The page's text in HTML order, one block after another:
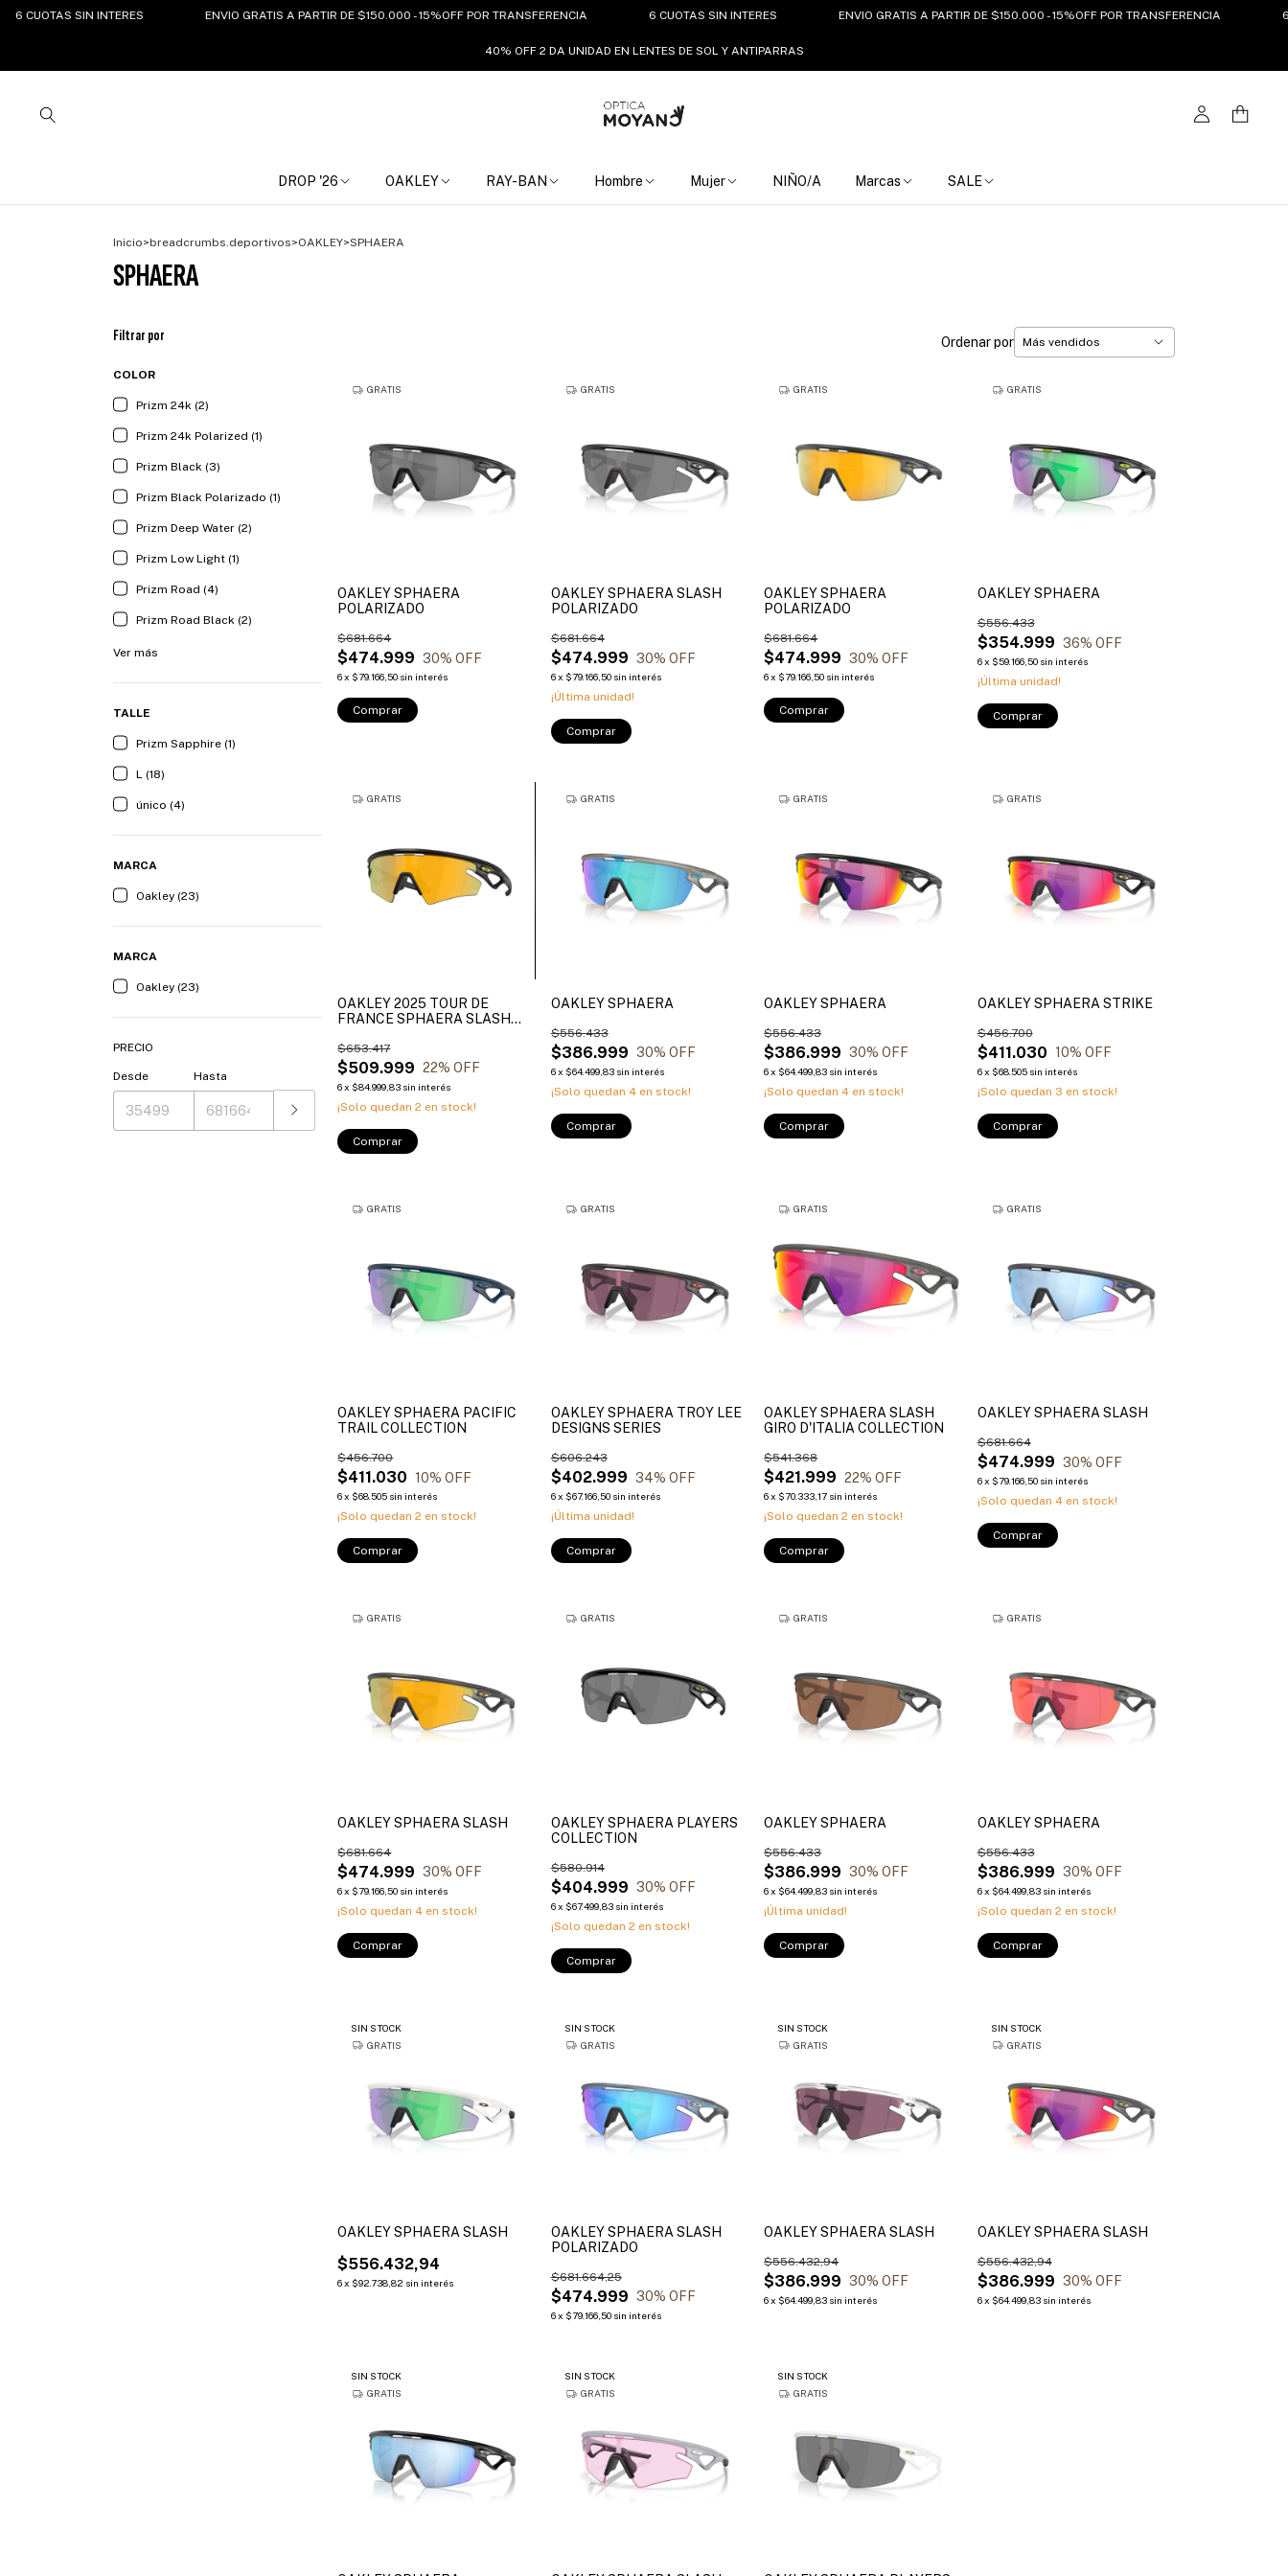
SIN INTERES ENVIO GRATIS A PARTIR DE $150.000 - 15%OFF POR TRANSFERENCIA 6 CUOTAS SIN INTERES ENVIO GRATIS A PARTIR DE $150.000 - 15%OFF POR TRANSFERENCIA 6 CUOTAS
40% OFF 2 DA UNIDAD EN LENTES DE SOL Y ANTIPARRAS
DROP '26 OAKLEY RAY-BAN Hombre Mujer NIÑO/A Marcas SALE
Inicio>breadcrumbs.deportivos>OAKLEY>SPHAERA
SPHAERA
Filtrar por
COLOR
Prizm 24k (2)
Prizm 24k Polarized (1)
Prizm Black (3)
Prizm Black Polarizado (1)
Prizm Deep Water (2)
Prizm Low Light (1)
Prizm Road (4)
Prizm Road Black (2)
Ver más
TALLE
Prizm Sapphire (1)
L (18)
único (4)
MARCA
Oakley (23)
MARCA
Oakley (23)
PRECIO
Desde Hasta
Ordenar por
GRATIS
OAKLEY SPHAERA
POLARIZADO
$474.999
$681.664
30% OFF
6x $79.166,50 sin interés
Comprar
GRATIS
OAKLEY SPHAERA SLASH
POLARIZADO
$474.999
$681.664
30% OFF
6x $79.166,50 sin interés
¡Última unidad!
Comprar
GRATIS
OAKLEY SPHAERA
POLARIZADO
$474.999
$681.664
30% OFF
6x $79.166,50 sin interés
Comprar
GRATIS
OAKLEY SPHAERA
$354.999
$556.433
36% OFF
6 x $59.166,50 sin interés
¡Última unidad!
Comprar
GRATIS
OAKLEY 2025 TOUR DE
FRANCE SPHAERA SLASH
$509.999
$653.417
22% OFF
6x $84.999,83 sin interés
¡Solo quedan2 en stock!
Comprar
GRATIS
OAKLEY SPHAERA
$386.999
$556.433
30% OFF
6x $64.499,83 sin interés
¡Solo quedan 4en stock!
Comprar
GRATIS
OAKLEY SPHAERA
$386.999
$556.433
30% OFF
6x $64.499,83 sin interés
¡Solo quedan4 en stock!
Comprar
GRATIS
OAKLEY SPHAERA STRIKE
$411.030
$456.700
10% OFF
6 x $68.505 sin interés
¡Solo quedan 3 en stock!
Comprar
GRATIS
OAKLEY SPHAERA PACIFIC
TRAIL COLLECTION
$411.030
$456.700
10% OFF
6x $68.505 sin interés
¡Solo quedan2 en stock!
Comprar
GRATIS
OAKLEY SPHAERA TROY LEE
DESIGNS SERIES
$402.999
$606.243
34% OFF
6x $67.166,50 sin interés
¡Última unidad!
Comprar
GRATIS
OAKLEY SPHAERA SLASH
GIRO D'ITALIA COLLECTION
$421.999
$541.368
22% OFF
6x $70.333,17 sin interés
¡Solo quedan2 en stock!
Comprar
GRATIS
OAKLEY SPHAERA SLASH
$474.999
$681.664
30% OFF
6 x $79.166,50 sin interés
¡Solo quedan 4en stock!
Comprar
GRATIS
OAKLEY SPHAERA SLASH
$474.999
$681.664
30% OFF
6x $79.166,50 sin interés
¡Solo quedan4 en stock!
Comprar
GRATIS
OAKLEY SPHAERA PLAYERS
COLLECTION
$404.999
$580.914
30% OFF
6x $67.499,83 sin interés
¡Solo quedan 2 en stock!
Comprar
GRATIS
OAKLEY SPHAERA
$386.999
$556.433
30% OFF
6x $64.499,83 sin interés
¡Última unidad!
Comprar
GRATIS
OAKLEY SPHAERA
$386.999
$556.433
30% OFF
6 x $64.499,83 sin interés
¡Solo quedan 2 en stock!
Comprar
SIN STOCK
GRATIS
OAKLEY SPHAERA SLASH
$556.432,94
6x $92.738,82 sin interés
SIN STOCK
GRATIS
OAKLEY SPHAERA SLASH
POLARIZADO
$474.999
$681.664,25
30% OFF
6x $79.166,50 sin interés
SIN STOCK
GRATIS
OAKLEY SPHAERA SLASH
$386.999
$556.432,94
30% OFF
6x $64.499,83 sin interés
SIN STOCK
GRATIS
OAKLEY SPHAERA SLASH
$386.999
$556.432,94
30% OFF
6 x $64.499,83 sin interés
SIN STOCK
GRATIS
SIN STOCK
GRATIS
SIN STOCK
GRATIS